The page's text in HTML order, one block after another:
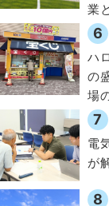
業
6
ハ
の
場
7
電
が
8